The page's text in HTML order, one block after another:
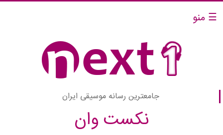
☰ منو
جامعترین رسانه موسیقی ایران
نکست وان